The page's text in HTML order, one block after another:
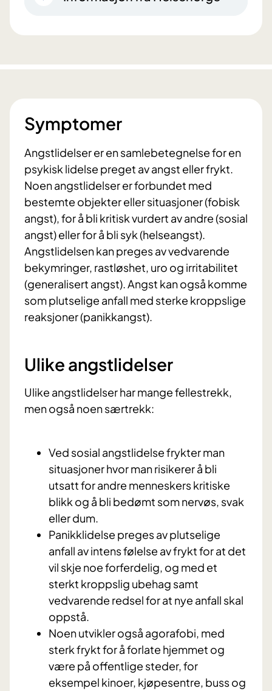
Symptomer
Angstlidelser er en samlebetegnelse for en
psykisk lidelse preget av angst eller frykt.
Noen angstlidelser er forbundet med
bestemte objekter eller situasjoner (fobisk
angst), for å bli kritisk vurdert av andre (sosial
angst) eller for å bli syk (helseangst).
Angstlidelsen kan preges av vedvarende
bekymringer, rastløshet, uro og irritabilitet
(generalisert angst). Angst kan også komme
som plutselige anfall med sterke kroppslige
reaksjoner (panikkangst).
Ulike angstlidelser
Ulike angstlidelser har mange fellestrekk,
men også noen særtrekk:
Ved sosial angstlidelse frykter man
situasjoner hvor man risikerer å bli
utsatt for andre menneskers kritiske
blikk og å bli bedømt som nervøs, svak
eller dum.
Panikklidelse preges av plutselige
anfall av intens følelse av frykt for at det
vil skje noe forferdelig, og med et
sterkt kroppslig ubehag samt
vedvarende redsel for at nye anfall skal
oppstå.
Noen utvikler også agorafobi, med
sterk frykt for å forlate hjemmet og
være på offentlige steder, for
eksempel kinoer, kjøpesentre, buss og